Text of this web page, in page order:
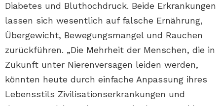
Diabetes und Bluthochdruck. Beide Erkrankungen
lassen sich wesentlich auf falsche Ernährung,
Übergewicht, Bewegungsmangel und Rauchen
zurückführen. „Die Mehrheit der Menschen, die in
Zukunft unter Nierenversagen leiden werden,
könnten heute durch einfache Anpassung ihres
Lebensstils Zivilisationserkrankungen und